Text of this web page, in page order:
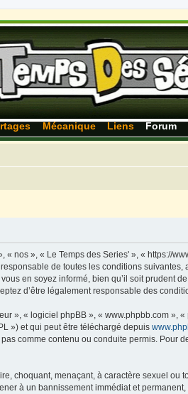
Mécanique Liens Forum
nos », « Le Temps des Series' », « https://
de toutes les conditions
en soyez informé, bien qu’il soit prudent
d’être légalement responsable des
», « logiciel phpBB », « www.phpbb.com »,
») et qui peut être téléchargé depuis
comme contenu ou conduite permis. Pour
choquant, menaçant, à caractère sexuel
à un bannissement immédiat et